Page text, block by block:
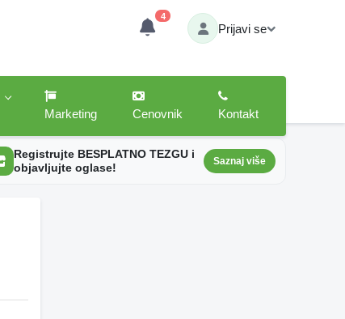
4
Prijavi se
Marketing
Cenovnik Kontakt
Registrujte BESPLATNO TEZGU i
objavljujte oglase!
Saznaj više